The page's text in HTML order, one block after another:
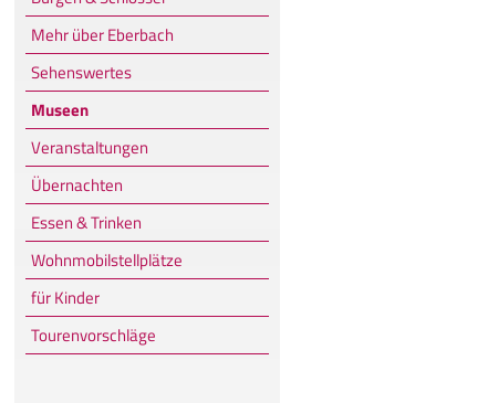
Mehr über Eberbach
Sehenswertes
Museen
Veranstaltungen
Übernachten
Essen & Trinken
Wohnmobilstellplätze
für Kinder
Tourenvorschläge